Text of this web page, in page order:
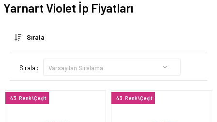
Yarnart Violet İp Fiyatları
Sırala
Sırala :
43 Renk\Çeşit 43 Renk\Çeşit